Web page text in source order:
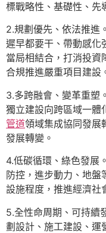
標戰略性、基礎性、先
2.規劃優先、依法推進
遲早都要干、帶動感化
當局相結合，打消投資
合規推進嚴重項目建設
3.多跨融會、變革重塑
獨立建設向跨區域一體
管道領域集成協同發展
發展轉變。
4.低碳循環、綠色發展
防控，進步動力、地
設施程度，推進經濟社
5.全性命周期、可持續
劃設計、施工建設、運